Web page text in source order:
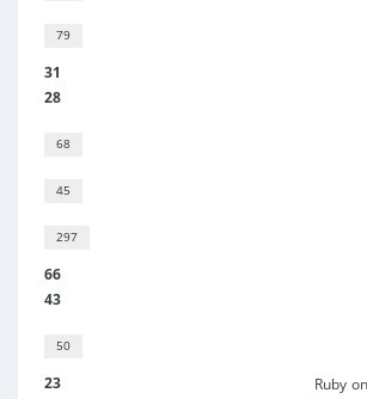
79
31
28
68
45
297
66
43
50
23